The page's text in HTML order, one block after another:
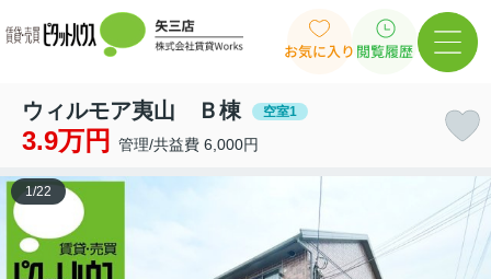
お気に入り 閲覧履歴
ウィルモア夷山 Ｂ棟 空室1
3.9万円 管理/共益費 6,000円
1/22